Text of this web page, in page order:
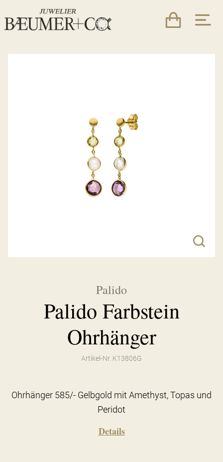
Palido
Palido Farbstein
Ohrhänger
Artikel-Nr. K13806G
Ohrhänger 585/- Gelbgold mit Amethyst, Topas und
Peridot
Details